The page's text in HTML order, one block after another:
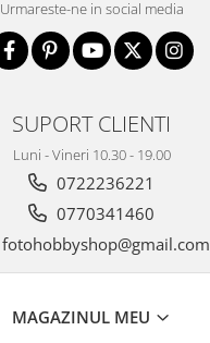
Urmareste-ne in social media
SUPORT CLIENTI
Luni - Vineri 10.30 - 19.00
0722236221
0770341460
fotohobbyshop@gmail.com
MAGAZINUL MEU